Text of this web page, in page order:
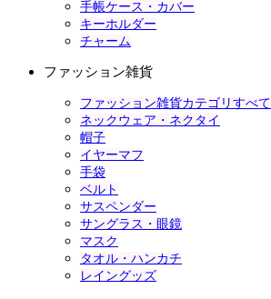
手帳ケース・カバー
キーホルダー
チャーム
ファッション雑貨
ファッション雑貨カテゴリすべて
ネックウェア・ネクタイ
帽子
イヤーマフ
手袋
ベルト
サスペンダー
サングラス・眼鏡
マスク
タオル・ハンカチ
レイングッズ